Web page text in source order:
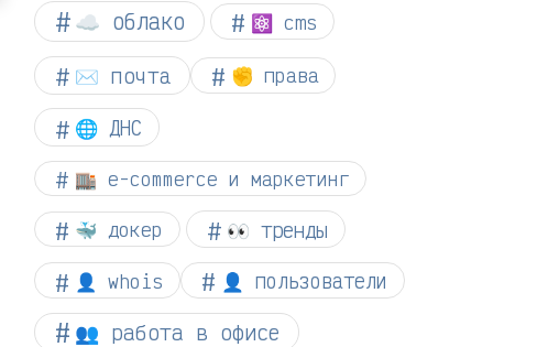
☁︎ облако ⚛ cms
✉️ почта ✊ права
🌐 ДНС
🏬 e-commerce и маркетинг
🐳 докер 👀 тренды
👤 whois 👤 пользователи
👥 работа в офисе